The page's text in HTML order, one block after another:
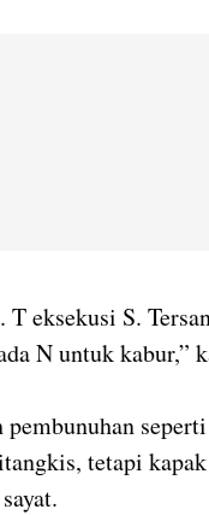
T eksekusi S.
N untuk kabur,”
tetapi